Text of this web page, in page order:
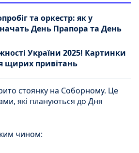
та оркестр: як у
День Прапора та День
України 2025! Картинки
щирих привітань
стоянку на Соборному. Це
які плануються до Дня
чином: